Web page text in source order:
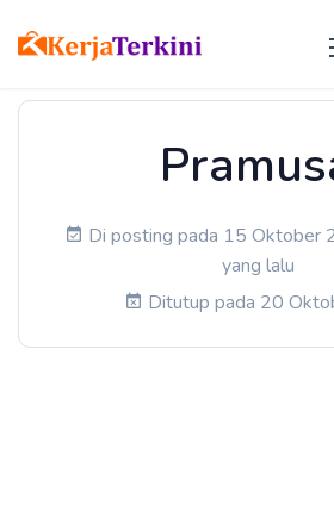
Di posting pada 15 Oktober
yang lalu
Ditutup pada 20